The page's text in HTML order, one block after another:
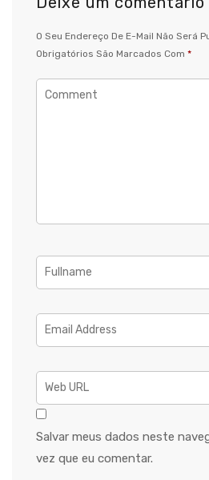
O Seu Endereço De E-Mail Não Será
Obrigatórios São Marcados Com *
Salvar meus dados neste
vez que eu comentar.